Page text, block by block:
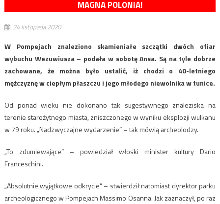
MAGNA POLONIA!
24 listopada 2020
W Pompejach znaleziono skamieniałe szczątki dwóch ofiar
wybuchu Wezuwiusza – podała w sobotę Ansa. Są na tyle dobrze
zachowane, że można było ustalić, iż chodzi o 40-letniego
mężczyznę w ciepłym płaszczu i jego młodego niewolnika w tunice.
Od ponad wieku nie dokonano tak sugestywnego znaleziska na
terenie starożytnego miasta, zniszczonego w wyniku eksplozji wulkanu
w 79 roku. „Nadzwyczajne wydarzenie” – tak mówią archeolodzy.
„To zdumiewające” – powiedział włoski minister kultury Dario
Franceschini.
„Absolutnie wyjątkowe odkrycie” – stwierdził natomiast dyrektor parku
archeologicznego w Pompejach Massimo Osanna. Jak zaznaczył, po raz